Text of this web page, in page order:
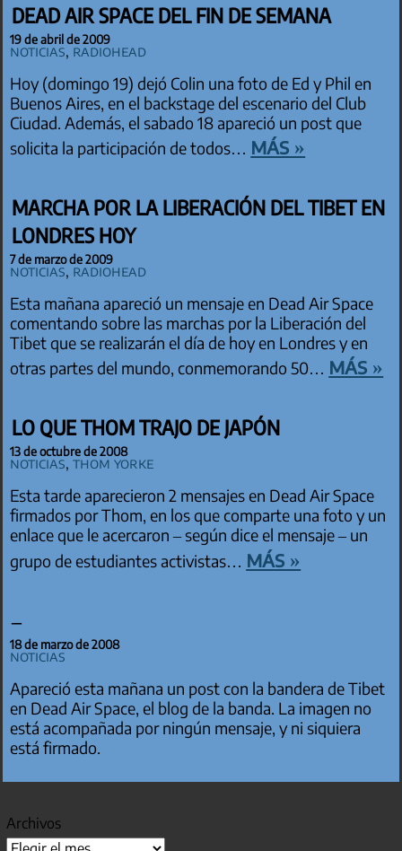
DEAD AIR SPACE DEL FIN DE SEMANA
19 de abril de 2009
Noticias, Radiohead
Hoy (domingo 19) dejó Colin una foto de Ed y Phil en
Buenos Aires, en el backstage del escenario del Club
Ciudad. Además, el sabado 18 apareció un post que
solicita la participación de todos… más »
MARCHA POR LA LIBERACIÓN DEL TIBET EN
LONDRES HOY
7 de marzo de 2009
Noticias, Radiohead
Esta mañana apareció un mensaje en Dead Air Space
comentando sobre las marchas por la Liberación del
Tibet que se realizarán el día de hoy en Londres y en
otras partes del mundo, conmemorando 50… más »
LO QUE THOM TRAJO DE JAPÓN
13 de octubre de 2008
Noticias,Thom Yorke
Esta tarde aparecieron 2 mensajes en Dead Air Space
firmados por Thom, en los que comparte una foto y un
enlace que le acercaron – según dice el mensaje – un
grupo de estudiantes activistas… más »
–
18 de marzo de 2008
Noticias
Apareció esta mañana un post con la bandera de Tibet
en Dead Air Space, el blog de la banda. La imagen no
está acompañada por ningún mensaje, y ni siquiera
está firmado.
Archivos